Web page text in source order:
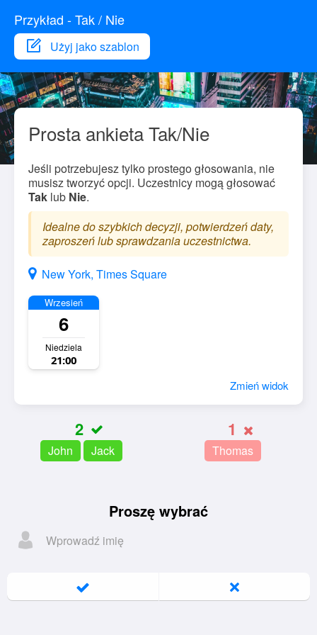
Przykład - Tak / Nie
Użyj jako szablon
Prosta ankieta Tak/Nie
Jeśli potrzebujesz tylko prostego głosowania, nie
musisz tworzyć opcji. Uczestnicy mogą głosować
Tak lub Nie.
Idealne do szybkich decyzji, potwierdzeń daty,
zaproszeń lub sprawdzania uczestnictwa.
New York, Times Square
Wrzesień
6
Niedziela
21:00
Zmień widok
2
John Jack
1
Thomas
Proszę wybrać